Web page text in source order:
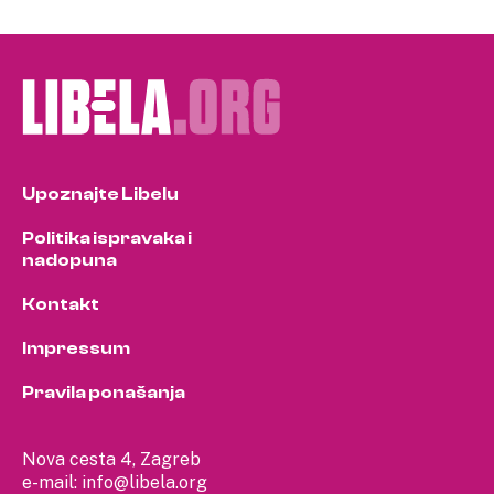
Nova cesta 4, Zagreb
e-mail: info@libela.org
Upoznajte Libelu
Politika ispravaka i
nadopuna
Kontakt
Impressum
Pravila ponašanja